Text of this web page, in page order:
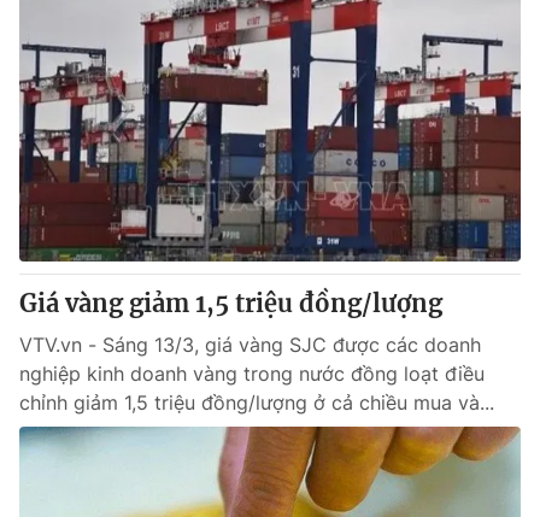
Giá vàng giảm 1,5 triệu đồng/lượng
VTV.vn - Sáng 13/3, giá vàng SJC được các doanh
nghiệp kinh doanh vàng trong nước đồng loạt điều
chỉnh giảm 1,5 triệu đồng/lượng ở cả chiều mua và...